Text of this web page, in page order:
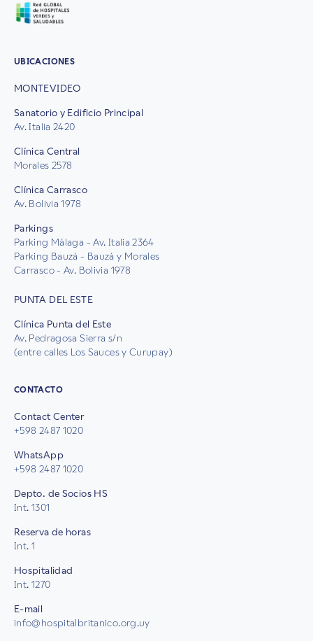
UBICACIONES
MONTEVIDEO
Sanatorio y Edificio Principal
Av. Italia 2420
Clínica Central
Morales 2578
Clínica Carrasco
Av. Bolivia 1978
Parkings
Parking Málaga - Av. Italia 2364
Parking Bauzá - Bauzá y Morales
Carrasco - Av. Bolivia 1978
PUNTA DEL ESTE
Clínica Punta del Este
Av. Pedragosa Sierra s/n
(entre calles Los Sauces y Curupay)
CONTACTO
Contact Center
+598 2487 1020
WhatsApp
+598 2487 1020
Depto. de Socios HS
Int. 1301
Reserva de horas
Int. 1
Hospitalidad
Int. 1270
E-mail
info@hospitalbritanico.org.uy